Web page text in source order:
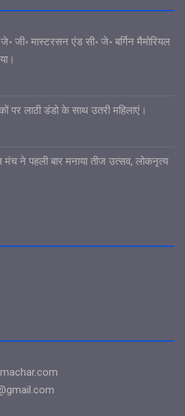
जी॰ मास्टरसन एंड सी॰ जे॰ बर्गिन मैमोरियल
लाठी डंडो के साथ उतरी महिलाएं।
मंच ने पहली बार मनाया तीज उत्सव, लोकनृत्य